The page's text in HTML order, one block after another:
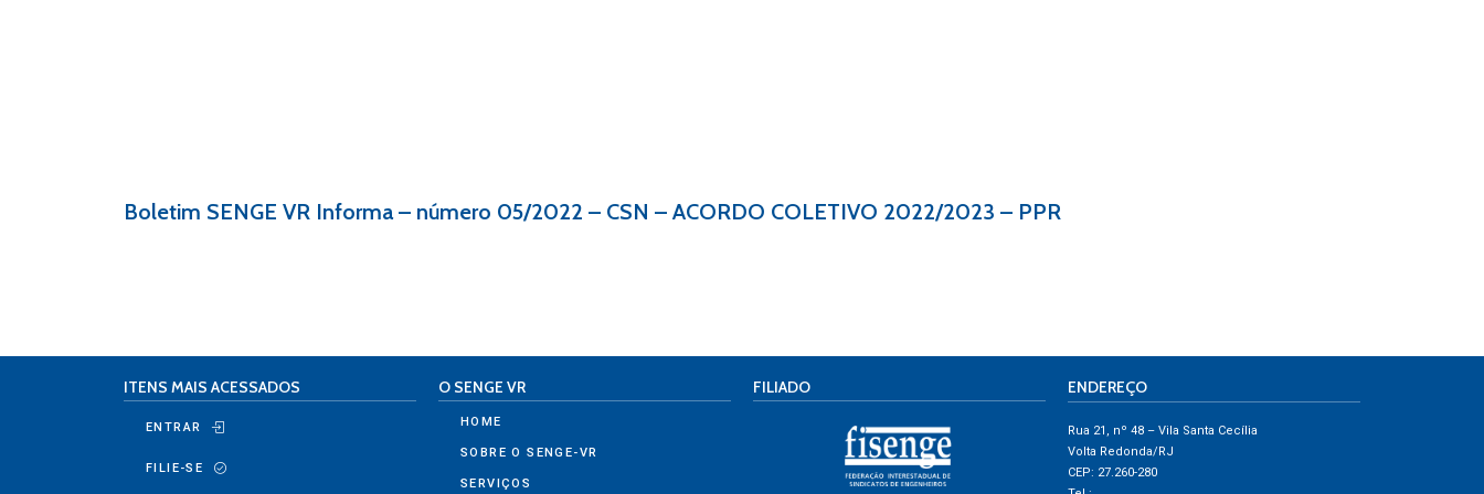
Boletim SENGE VR Informa – número 05/2022 – CSN – ACORDO COLETIVO 2022/2023 – PPR
ITENS MAIS ACESSADOS
ENTRAR
FILIE-SE
O SENGE VR
HOME
SOBRE O SENGE-VR
SERVIÇOS
FILIADO ENDEREÇO
Rua 21, nº 48 – Vila Santa Cecília
Volta Redonda/RJ
CEP: 27.260-280